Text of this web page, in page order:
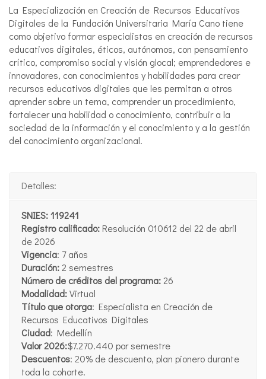
La Especialización en Creación de Recursos Educativos
Digitales de la Fundación Universitaria María Cano tiene
como objetivo formar especialistas en creación de recursos
educativos digitales, éticos, autónomos, con pensamiento
crítico, compromiso social y visión glocal; emprendedores e
innovadores, con conocimientos y habilidades para crear
recursos educativos digitales que les permitan a otros
aprender sobre un tema, comprender un procedimiento,
fortalecer una habilidad o conocimiento, contribuir a la
sociedad de la información y el conocimiento y a la gestión
del conocimiento organizacional.
Detalles:
SNIES:119241
Registro calificado: Resolución 010612 del 22 de abril
de 2026
Vigencia: 7 años
Duración: 2 semestres
Número de créditos del programa: 26
Modalidad:Virtual
Título que otorga: Especialista en Creación de
Recursos Educativos Digitales
Ciudad: Medellín
Valor 2026:$7.270.440 por semestre
Descuentos: 20% de descuento, plan pionero durante
toda la cohorte.